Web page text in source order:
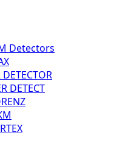
Detectors
DETECT